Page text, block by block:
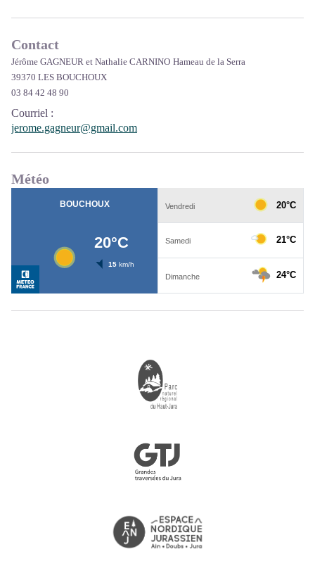
Contact
Jérôme GAGNEUR et Nathalie CARNINO Hameau de la Serra
39370 LES BOUCHOUX
03 84 42 48 90
Courriel :
jerome.gagneur@gmail.com
Météo